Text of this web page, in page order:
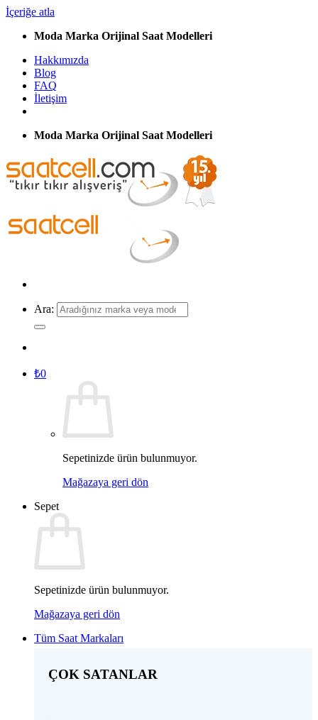
İçeriğe atla
Moda Marka Orijinal Saat Modelleri
Hakkımızda
Blog
FAQ
İletişim
Moda Marka Orijinal Saat Modelleri
Ara:
₺0
Sepetinizde ürün bulunmuyor.
Mağazaya geri dön
Sepet
Sepetinizde ürün bulunmuyor.
Mağazaya geri dön
Tüm Saat Markaları
ÇOK SATANLAR